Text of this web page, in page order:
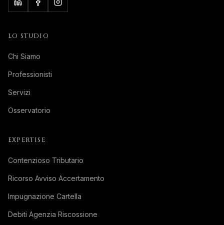
LO STUDIO
Chi Siamo
Professionisti
Servizi
Osservatorio
EXPERTISE
Contenzioso Tributario
Ricorso Avviso Accertamento
Impugnazione Cartella
Debiti Agenzia Riscossione